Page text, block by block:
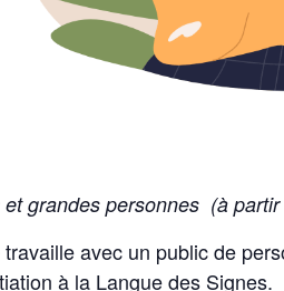
et grandes personnes (à
avec un public de
à la Langue des Signes.